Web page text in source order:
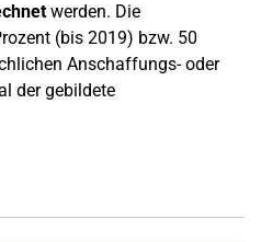
werden. Die
(bis 2019) bzw. 50
Anschaffungs- oder
der gebildete